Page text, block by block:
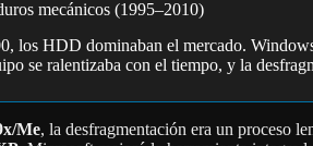
mecánicos (1995–2010)
los HDD dominaban el mercado.
se ralentizaba con el tiempo, y la
Me, la desfragmentación era un proceso